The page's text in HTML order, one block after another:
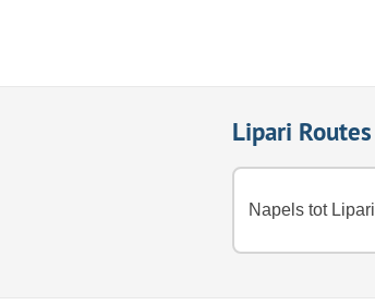
Lipari Routes
Napels tot Lipari